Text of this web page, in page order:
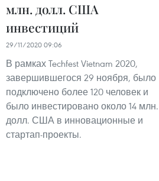
млн. долл. США
инвестиций
29/11/2020 09:06
В рамках Techfest Vietnam 2020,
завершившегося 29 ноября, было
подключено более 120 человек и
было инвестировано около 14 млн.
долл. США в инновационные и
стартап-проекты.